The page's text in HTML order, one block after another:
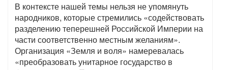
В контексте нашей темы нельзя не упомянуть
народников, которые стремились «содействовать
разделению теперешней Российской Империи на
части соответственно местным желаниям».
Организация «Земля и воля» намеревалась
«преобразовать унитарное государство в